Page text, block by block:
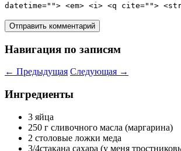
datetime=""> <em> <i> <q cite="">
Навигация по записям
← Предыдущая Следующая →
Ингредиенты
3 яйца
250 г сливочного масла (маргарина)
2 столовые ложки меда
3/4стакана сахара (у меня